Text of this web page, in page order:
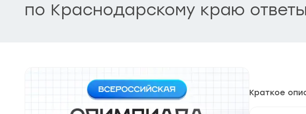
по Краснодарскому краю
Краткое